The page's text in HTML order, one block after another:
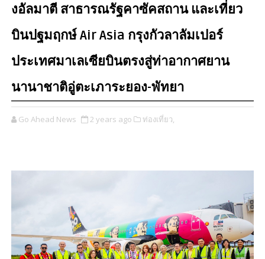
งอัลมาตี สาธารณรัฐคาซัคสถาน และเที่ยว
บินปฐมฤกษ์ Air Asia กรุงกัวลาลัมเปอร์
ประเทศมาเลเซียบินตรงสู่ท่าอากาศยาน
นานาชาติอู่ตะเภาระยอง-พัทยา
Go Ahead News 2 years ago ท่องเที่ยว,